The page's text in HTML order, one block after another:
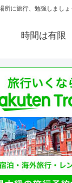
所に旅行、勉強しましょ
時間は有限